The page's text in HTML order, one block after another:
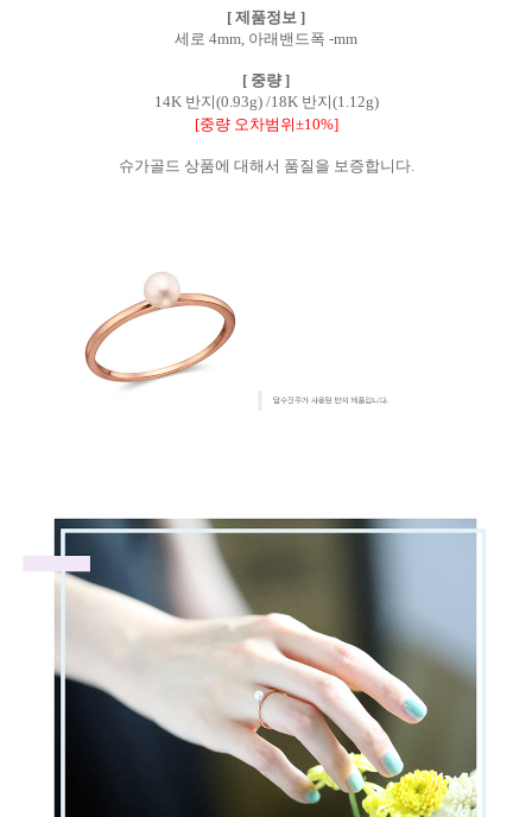
[ 제품정보 ]
세로 4mm, 아래밴드폭 -mm
[ 중량 ]
14K 반지(0.93g) /18K 반지(1.12g)
[중량 오차범위±10%]
슈가골드 상품에 대해서 품질을 보증합니다.